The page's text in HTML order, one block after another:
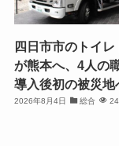
四日市市のトイレ
が熊本へ、4人の
導入後初の被災地
2026年8月4日 総合